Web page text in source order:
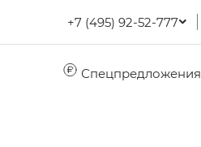
+7 (495) 92-52-777
Спецпредложения